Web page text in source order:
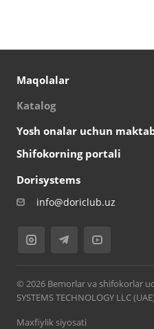
Maqolalar
Katalog
Yosh onalar uchun
Shifokorning portali
Dorisystems
info@doriclub.uz
© 2026 Bemorlar va shifokorlar
SYSTEMS TECHNOLOGY LLC
Maxfiylik siyosati